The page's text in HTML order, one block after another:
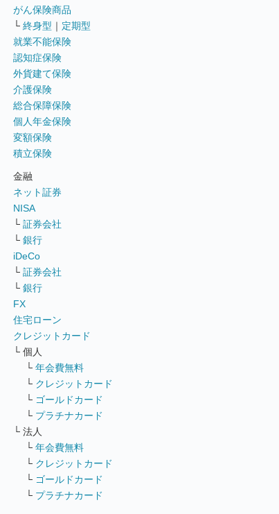
がん保険商品
└ 終身型 ｜ 定期型
就業不能保険
認知症保険
外貨建て保険
介護保険
総合保障保険
個人年金保険
変額保険
積立保険
金融
ネット証券
NISA
└ 証券会社
└ 銀行
iDeCo
└ 証券会社
└ 銀行
FX
住宅ローン
クレジットカード
└ 個人
└ 年会費無料
└ クレジットカード
└ ゴールドカード
└ プラチナカード
└ 法人
└ 年会費無料
└ クレジットカード
└ ゴールドカード
└ プラチナカード